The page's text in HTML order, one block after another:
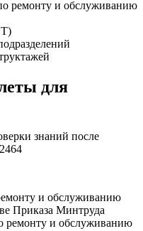
ремонту и обслуживанию
для
знаний после
и обслуживанию
Приказа Минтруда
ремонту и обслуживанию